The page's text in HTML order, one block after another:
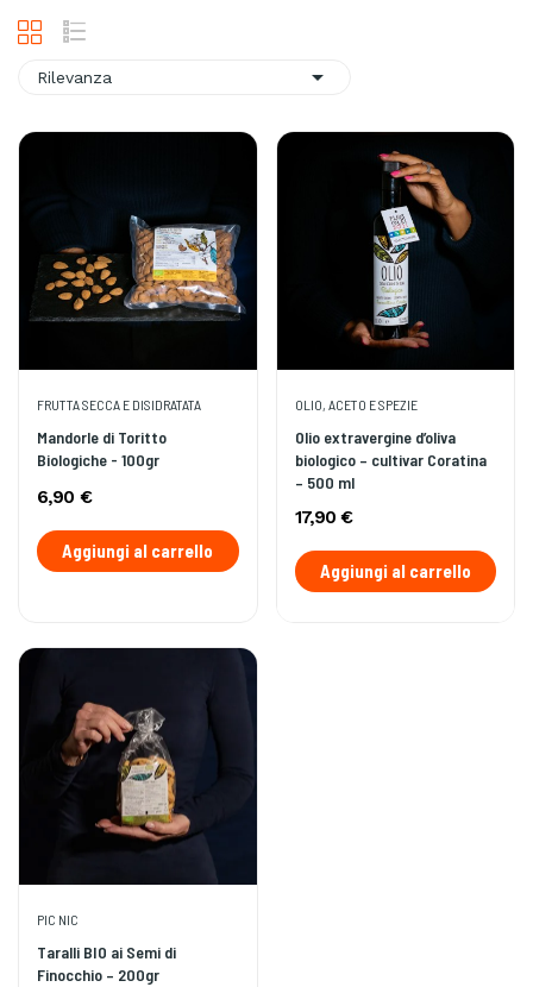
Rilevanza 
FRUTTA SECCA E DISIDRATATA
Mandorle di Toritto
Biologiche - 100gr
6,90 €
Aggiungi al carrello
OLIO, ACETO E SPEZIE
Olio extravergine d’oliva
biologico – cultivar Coratina
– 500 ml
17,90 €
Aggiungi al carrello
PIC NIC
Taralli BIO ai Semi di
Finocchio – 200gr